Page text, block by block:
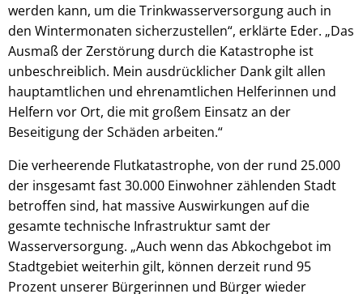
werden kann, um die Trinkwasserversorgung auch in
den Wintermonaten sicherzustellen“, erklärte Eder. „Das
Ausmaß der Zerstörung durch die Katastrophe ist
unbeschreiblich. Mein ausdrücklicher Dank gilt allen
hauptamtlichen und ehrenamtlichen Helferinnen und
Helfern vor Ort, die mit großem Einsatz an der
Beseitigung der Schäden arbeiten.“
Die verheerende Flutkatastrophe, von der rund 25.000
der insgesamt fast 30.000 Einwohner zählenden Stadt
betroffen sind, hat massive Auswirkungen auf die
gesamte technische Infrastruktur samt der
Wasserversorgung. „Auch wenn das Abkochgebot im
Stadtgebiet weiterhin gilt, können derzeit rund 95
Prozent unserer Bürgerinnen und Bürger wieder